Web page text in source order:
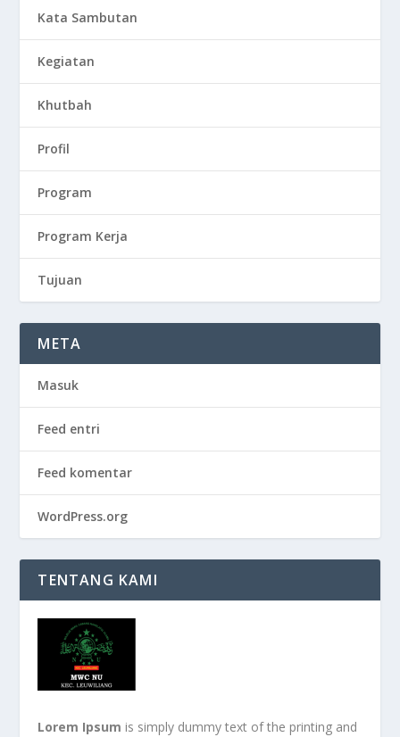
Kata Sambutan
Kegiatan
Khutbah
Profil
Program
Program Kerja
Tujuan
META
Masuk
Feed entri
Feed komentar
WordPress.org
TENTANG KAMI
Lorem Ipsum is simply dummy text of the printing and